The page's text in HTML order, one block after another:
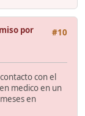
#10
por
con el
medico en un
en